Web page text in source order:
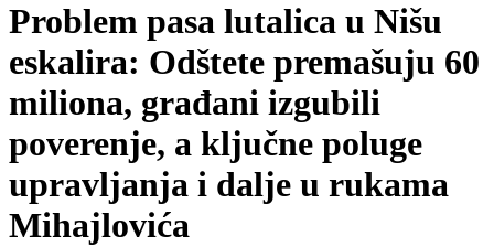
Problem pasa lutalica u Nišu
eskalira: Odštete premašuju 60
miliona, građani izgubili
poverenje, a ključne poluge
upravljanja i dalje u rukama
Mihajlovića